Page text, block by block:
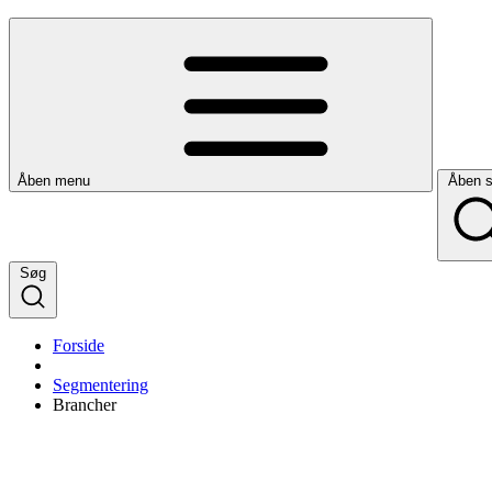
Åben menu Åben
Søg
Forside
Segmentering
Brancher